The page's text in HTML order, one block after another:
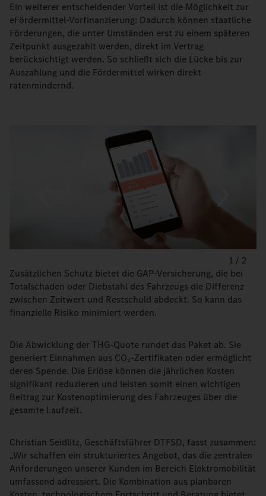
Ein weiterer entscheidender Vorteil ist die Möglichkeit zur
eFördermittel-Vorfinanzierung: Dadurch können staatliche
Förderungen, die unter Umständen erst zu einem späteren
Zeitpunkt ausgezahlt werden, direkt im Vertrag
berücksichtigt werden. So schließt sich die Lücke bis zur
Auszahlung und die Fördermittel wirken direkt
ratenmindernd.
1 / 2
Zusätzlichen Schutz bietet die GAP-Versicherung, die bei
Totalschaden oder Diebstahl des Fahrzeugs die Differenz
zwischen Zeitwert und Restschuld abdeckt. So kann das
finanzielle Risiko minimiert werden.
Die Abwicklung der THG-Quote rundet das Paket ab. Sie
generiert Einnahmen aus CO₂-Zertifikaten oder ermöglicht
deren Spende. Die Erlöse können die jährlichen Kosten
signifikant reduzieren und leisten somit einen wichtigen
Beitrag zur Kostenoptimierung des Fahrzeuges über die
gesamte Laufzeit.
Christian Seidlitz, Geschäftsführer DTFSD, fasst zusammen:
„Wir schaffen ein strukturiertes Angebot, das die zentralen
Anforderungen unserer Kunden im Bereich Elektromobilität
umfassend adressiert. Die Kombination aus planbaren